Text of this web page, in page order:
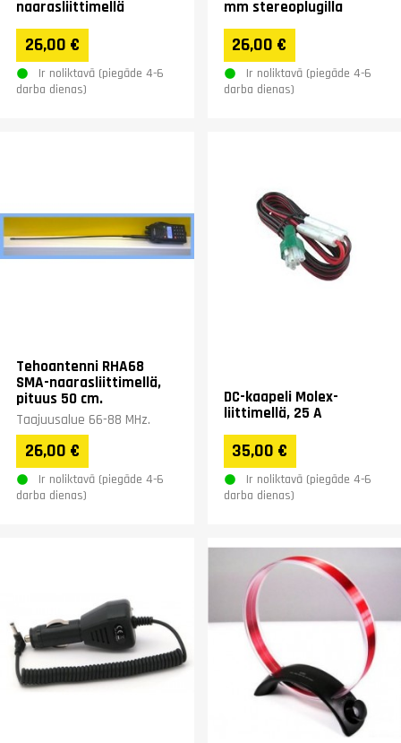
naarasliittimellä
26,00 €
Ir noliktavā (piegāde 4-6
darba dienas)
mm stereoplugilla
26,00 €
Ir noliktavā (piegāde 4-6
darba dienas)
Tehoantenni RHA68
SMA-naarasliittimellä,
pituus 50 cm.
Taajuusalue 66-88 MHz.
26,00 €
Ir noliktavā (piegāde 4-6
darba dienas)
DC-kaapeli Molex-
liittimellä, 25 A
35,00 €
Ir noliktavā (piegāde 4-6
darba dienas)